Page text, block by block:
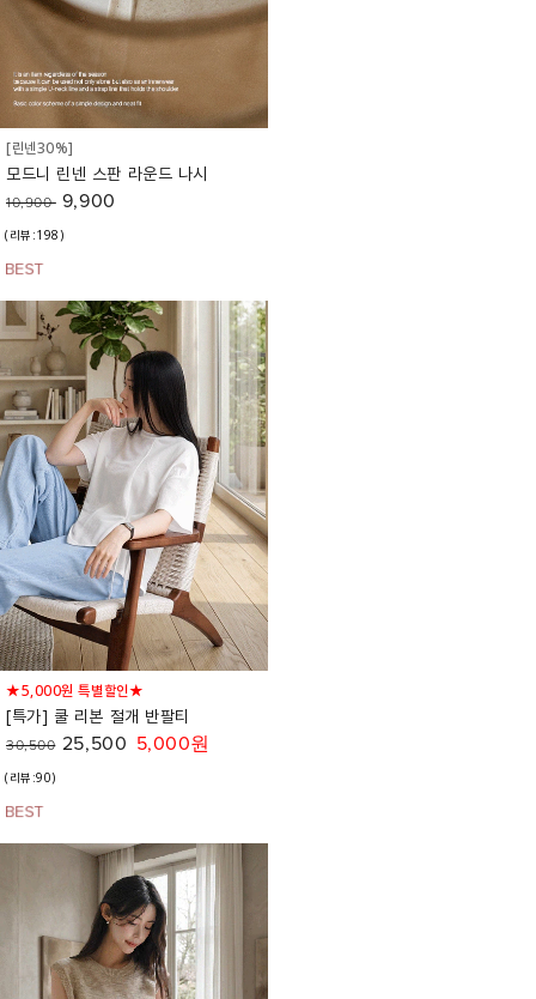
[린넨30%]
모드니 린넨 스판 라운드 나시
10,900 9,900
(리뷰:198)
★5,000원 특별할인★
[특가] 쿨 리본 절개 반팔티
30,500 25,500 5,000원
(리뷰:90)